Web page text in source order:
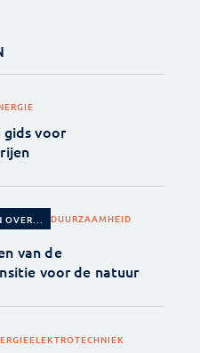
gids voor
DUURZAAMHEID
van de
voor de natuur
ELEKTROTECHNIEK